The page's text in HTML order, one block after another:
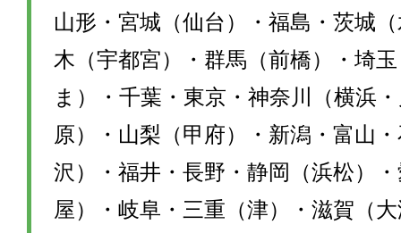
山形・宮城（仙台）・福島・茨城
木（宇都宮）・群馬（前橋）・埼
ま）・千葉・東京・神奈川（横浜
原）・山梨（甲府）・新潟・富山
沢）・福井・長野・静岡（浜松）
屋）・岐阜・三重（津）・滋賀（